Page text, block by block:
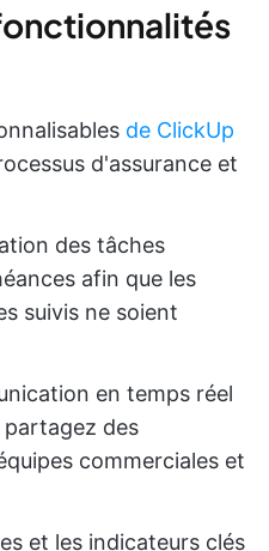
de ClickUp
d'assurance et
des tâches
afin que les
suivis ne soient
en temps réel
partagez des
commerciales et
et les indicateurs clés